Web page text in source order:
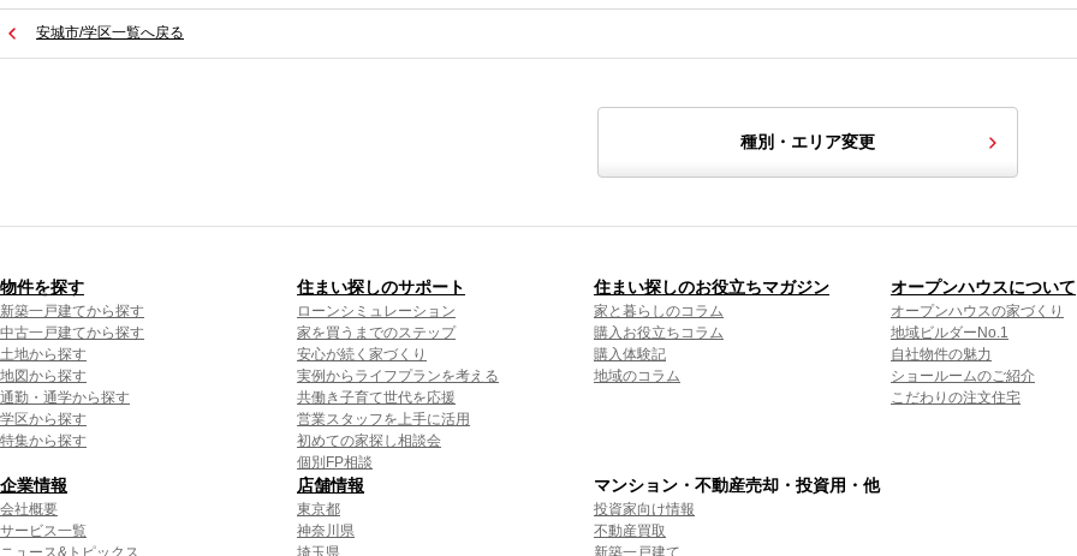
安城市/学区一覧へ戻る
種別・エリア変更
物件を探す
新築一戸建てから探す
中古一戸建てから探す
土地から探す
地図から探す
通勤・通学から探す
学区から探す
特集から探す
住まい探しのサポート
ローンシミュレーション
家を買うまでのステップ
安心が続く家づくり
実例からライフプランを考える
共働き子育て世代を応援
営業スタッフを上手に活用
初めての家探し相談会
個別FP相談
住まい探しのお役立ちマガジン
家と暮らしのコラム
購入お役立ちコラム
購入体験記
地域のコラム
オープンハウスについて
オープンハウスの家づくり
地域ビルダーNo.1
自社物件の魅力
ショールームのご紹介
こだわりの注文住宅
企業情報
会社概要
サービス一覧
ニュース&トピックス
店舗情報
東京都
神奈川県
埼玉県
マンション・不動産売却・投資用・他
投資家向け情報
不動産買取
新築一戸建て